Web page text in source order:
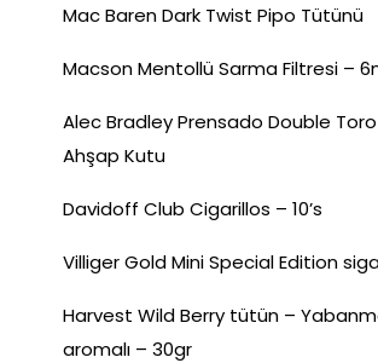
Mac Baren Dark Twist Pipo Tütünü
Macson Mentollü Sarma Filtresi –
Alec Bradley Prensado Double Toro
Ahşap Kutu
Davidoff Club Cigarillos – 10’s
Villiger Gold Mini Special Edition
Harvest Wild Berry tütün –
aromalı – 30gr